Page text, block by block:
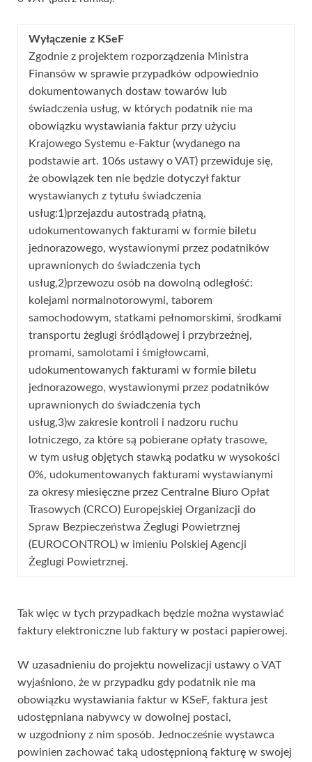
Wyłączenie z KSeF
Zgodnie z projektem rozporządzenia Ministra
Finansów w sprawie przypadków odpowiednio
dokumentowanych dostaw towarów lub
świadczenia usług, w których podatnik nie ma
obowiązku wystawiania faktur przy użyciu
Krajowego Systemu e-Faktur (wydanego na
podstawie art. 106s ustawy o VAT) przewiduje się,
że obowiązek ten nie będzie dotyczył faktur
wystawianych z tytułu świadczenia
usług:1)przejazdu autostradą płatną,
udokumentowanych fakturami w formie biletu
jednorazowego, wystawionymi przez podatników
uprawnionych do świadczenia tych
usług,2)przewozu osób na dowolną odległość:
kolejami normalnotorowymi, taborem
samochodowym, statkami pełnomorskimi, środkami
transportu żeglugi śródlądowej i przybrzeżnej,
promami, samolotami i śmigłowcami,
udokumentowanych fakturami w formie biletu
jednorazowego, wystawionymi przez podatników
uprawnionych do świadczenia tych
usług,3)w zakresie kontroli i nadzoru ruchu
lotniczego, za które są pobierane opłaty trasowe,
w tym usług objętych stawką podatku w wysokości
0%, udokumentowanych fakturami wystawianymi
za okresy miesięczne przez Centralne Biuro Opłat
Trasowych (CRCO) Europejskiej Organizacji do
Spraw Bezpieczeństwa Żeglugi Powietrznej
(EUROCONTROL) w imieniu Polskiej Agencji
Żeglugi Powietrznej.
Tak więc w tych przypadkach będzie można wystawiać
faktury elektroniczne lub faktury w postaci papierowej.
W uzasadnieniu do projektu nowelizacji ustawy o VAT
wyjaśniono, że w przypadku gdy podatnik nie ma
obowiązku wystawiania faktur w KSeF, faktura jest
udostępniana nabywcy w dowolnej postaci,
w uzgodniony z nim sposób. Jednocześnie wystawca
powinien zachować taką udostępnioną fakturę w swojej